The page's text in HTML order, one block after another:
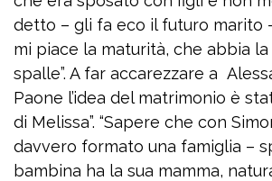
detto – gli fa eco il futuro marito
mi piace la maturità, che abbia
spalle”. A far accarezzare a
Paone l’idea del matrimonio è
di Melissa”. “Sapere che con
davvero formato una famiglia –
bambina ha la sua mamma,